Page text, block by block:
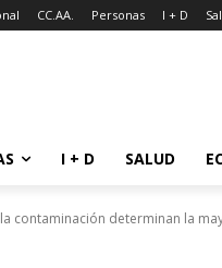
CC.AA. Personas I + D
I + D SALUD
contaminación determinan la